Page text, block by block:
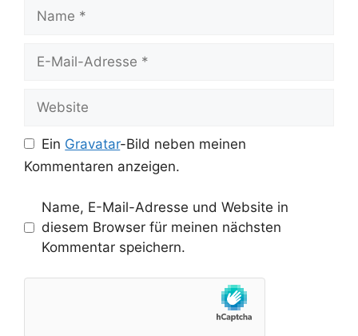
Name
Website
Ein Gravatar-Bild neben meinen
Kommentaren anzeigen.
Name, E-Mail-Adresse und Website in
diesem Browser für meinen nächsten
Kommentar speichern.